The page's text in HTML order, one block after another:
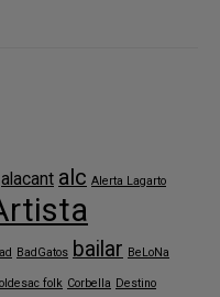
alacant alc Alerta Lagarto
BadGatos bailar BeLoNa
folk Corbella Destino